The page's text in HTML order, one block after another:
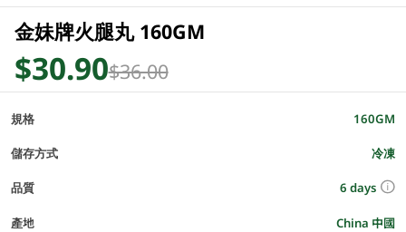
金妹牌火腿丸 160GM
$30.90$36.00
規格 160GM
儲存方式 冷凍
品質 6 days
產地 China 中國